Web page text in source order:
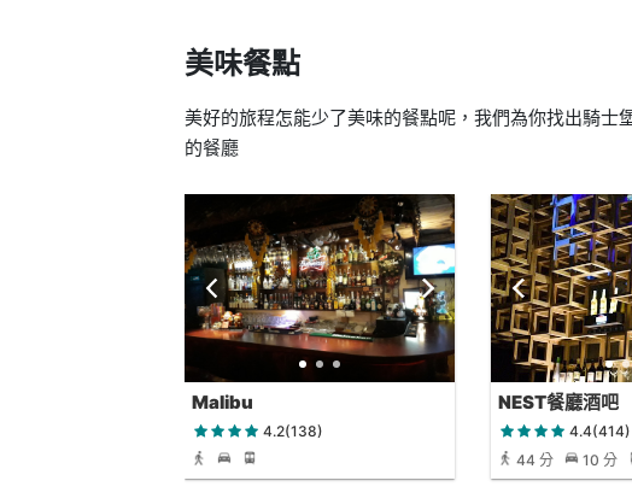
美味餐點
美好的旅程怎能少了美味的餐點呢，我們為你找出騎士
的餐廳
Malibu
4.2(138)
NEST餐廳酒吧
4.4(414)
44 分
10 分